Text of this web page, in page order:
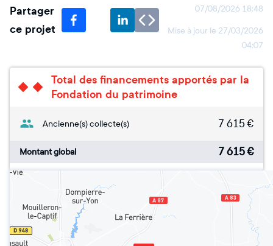
Partager
ce projet
07/08/2026 18:48
Mise à jour le 27/03/2026
04:07
Total des financements apportés par la
Fondation du patrimoine
Ancienne(s) collecte(s) 7 615 €
Montant global 7 615€